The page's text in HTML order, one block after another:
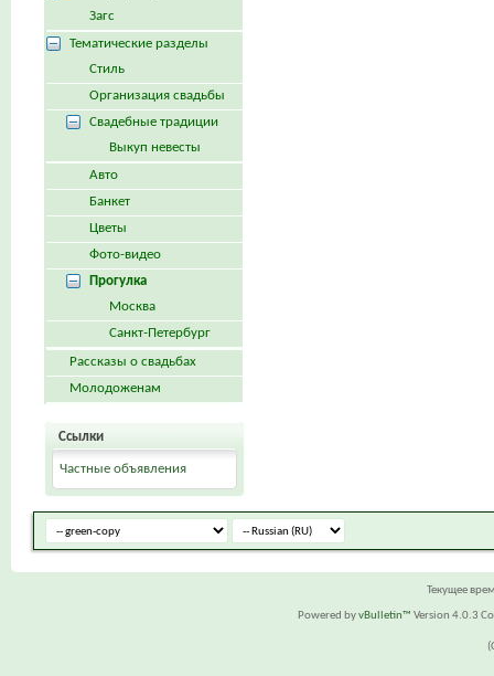
Загс
Тематические разделы
Стиль
Организация свадьбы
Свадебные традиции
Выкуп невесты
Авто
Банкет
Цветы
Фото-видео
Прогулка
Москва
Санкт-Петербург
Рассказы о свадьбах
Молодоженам
Ссылки
Частные объявления
Текущее
Powered byvBulletin™ Version 4.0.3